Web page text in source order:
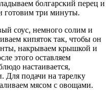
болгарский перец и
готовим три минуты.
соус, немного солим и
кипяток так, чтобы он
накрываем крышкой и
этого оставляем
настаивается,
Для подачи на тарелку
мясом с овощами.